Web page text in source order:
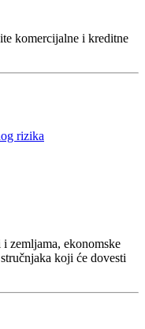
komercijalne i kreditne
rizika
zemljama, ekonomske
koji će dovesti